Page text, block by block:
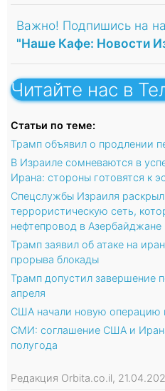
Важно! Подпишись на
"Наше Кафе: Новости
Читайте нас в
Статьи по теме:
Трамп объявил о продлении
В Израиле сомневаются в
Ирана: стороны готовятся к
Спецслужбы Израиля
террористическую сеть,
нефтепровод в Азербайджане
Трамп заявил об атаке на
прорыва блокады
Трамп допустил завершение
апреля
США начали новую операцию
СМИ: соглашение США и
полугода
Редакция Orbita.co.il,